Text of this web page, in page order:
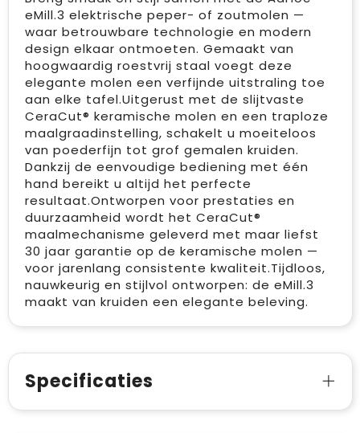
eMill.3 elektrische peper- of zoutmolen —
waar betrouwbare technologie en modern
design elkaar ontmoeten. Gemaakt van
hoogwaardig roestvrij staal voegt deze
elegante molen een verfijnde uitstraling toe
aan elke tafel.Uitgerust met de slijtvaste
CeraCut® keramische molen en een traploze
maalgraadinstelling, schakelt u moeiteloos
van poederfijn tot grof gemalen kruiden.
Dankzij de eenvoudige bediening met één
hand bereikt u altijd het perfecte
resultaat.Ontworpen voor prestaties en
duurzaamheid wordt het CeraCut®
maalmechanisme geleverd met maar liefst
30 jaar garantie op de keramische molen —
voor jarenlang consistente kwaliteit.Tijdloos,
nauwkeurig en stijlvol ontworpen: de eMill.3
maakt van kruiden een elegante beleving.
Specificaties